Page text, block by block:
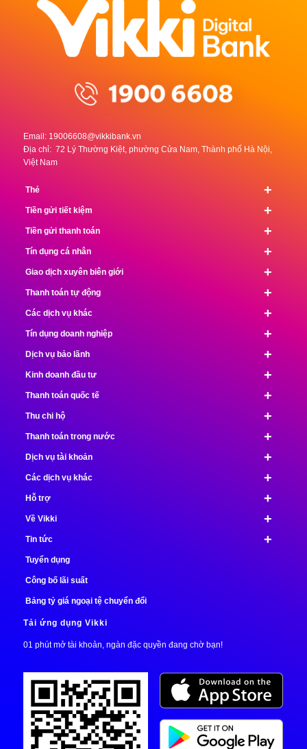
Email: 19006608@vikkibank.vn
Địa chỉ: 72 Lý Thường Kiệt, phường Cửa Nam, Thành phố Hà Nội,
Việt Nam
+
Thẻ
+
Tiền gửi tiết kiệm
+
Tiền gửi thanh toán
+
Tín dụng cá nhân
+
Giao dịch xuyên biên giới
+
Thanh toán tự động
+
Các dịch vụ khác
+
Tín dụng doanh nghiệp
+
Dịch vụ bảo lãnh
+
Kinh doanh đầu tư
+
Thanh toán quốc tế
+
Thu chi hộ
+
Thanh toán trong nước
+
Dịch vụ tài khoản
+
Các dịch vụ khác
+
Hỗ trợ
+
Về Vikki
+
Tin tức
Tuyển dụng
Công bố lãi suất
Bảng tỷ giá ngoại tệ chuyển đổi
Tải ứng dụng Vikki
01 phút mở tài khoản, ngàn đặc quyền đang chờ bạn!